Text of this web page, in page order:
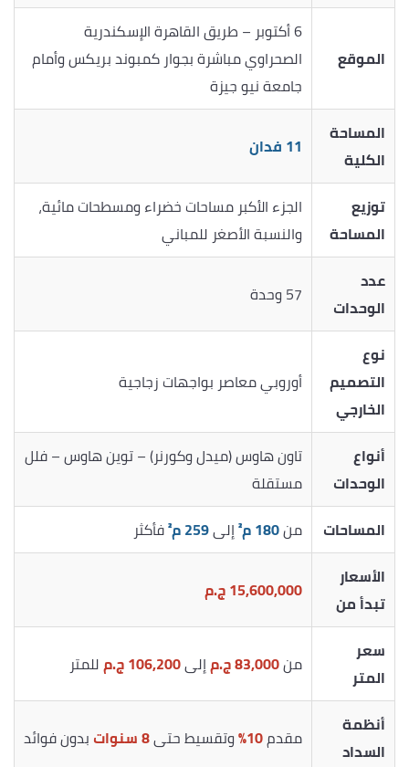
الموقع
6 أكتوبر – طريق القاهرة الإسكندرية
الصحراوي مباشرة بجوار كمبوند بريكس وأمام
جامعة نيو جيزة
المساحة
الكلية
11 فدان
توزيع
المساحة
الجزء الأكبر مساحات خضراء ومسطحات مائية،
والنسبة الأصغر للمباني
عدد
الوحدات
57 وحدة
نوع
التصميم
الخارجي
أوروبي معاصر بواجهات زجاجية
أنواع
الوحدات
تاون هاوس (ميدل وكورنر) – توين هاوس – فلل
مستقلة
المساحات
من180 م² إلى259 م²
فأكثر
الأسعار
تبدأ من
15,600,000 ج.م
سعر
المتر
من83,000 ج.م إلى106,200 ج.م للمتر
أنظمة
السداد
مقدم10% وتقسيط حتى8 سنوات بدون فوائد